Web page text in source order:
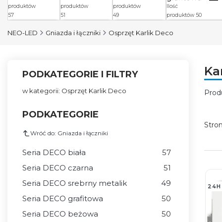
produktów
57
biała:
Ramki DECO
produktów
51
czarna:
Ramki DECO
produktów
49
srebrny
metalik
srebrny metalik
srebrny metalik
Ilość
produktów 50
grafitowa
Ramki DECO
NEO-LED Gniazda i łączniki Osprzęt Karlik Deco
PODKATEGORIE I FILTRY
w kategorii: Osprzęt Karlik Deco
PODKATEGORIE
Wróć do: Gniazda i łączniki
Seria DECO biała
57
Seria DECO czarna
51
Seria DECO srebrny metalik
49
Seria DECO grafitowa
50
Seria DECO beżowa
50
24H